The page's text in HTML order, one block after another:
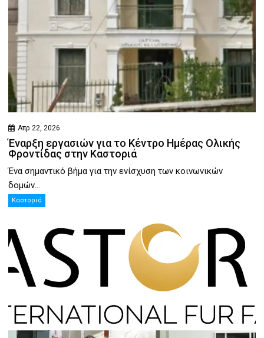
Απρ 22, 2026
Έναρξη εργασιών για το Κέντρο Ημέρας Ολικής
Φροντίδας στην Καστοριά
Ένα σημαντικό βήμα για την ενίσχυση των κοινωνικών
δομών...
Καστοριά